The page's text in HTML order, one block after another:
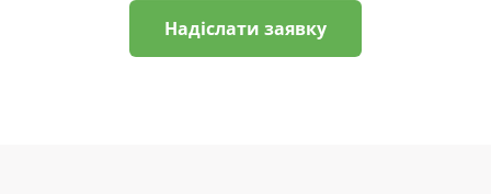
Надіслати заявку